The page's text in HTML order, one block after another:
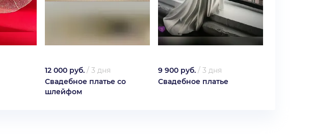
12 000 руб. / 3 дня
Свадебное платье со
шлейфом
9 900 руб. / 3 дня
Свадебное платье